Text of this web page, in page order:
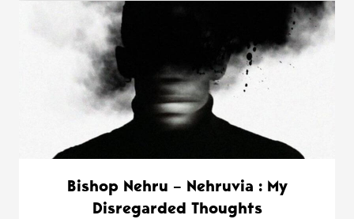
Bishop Nehru – Nehruvia : My
Disregarded Thoughts